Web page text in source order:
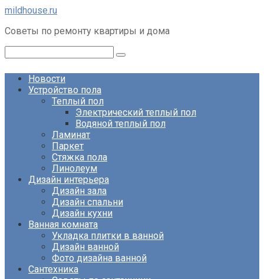
Перейти
контенту
mildhouse.ru
Советы по ремонту квартиры и дома
Новости
Устройство пола
Теплый пол
Электрический теплый пол
Водяной теплый пол
Ламинат
Паркет
Стяжка пола
Линолеум
Дизайн интерьера
Дизайн зала
Дизайн спальни
Дизайн кухни
Ванная комната
Укладка плитки в ванной
Дизайн ванной
Фото дизайна ванной
Сантехника